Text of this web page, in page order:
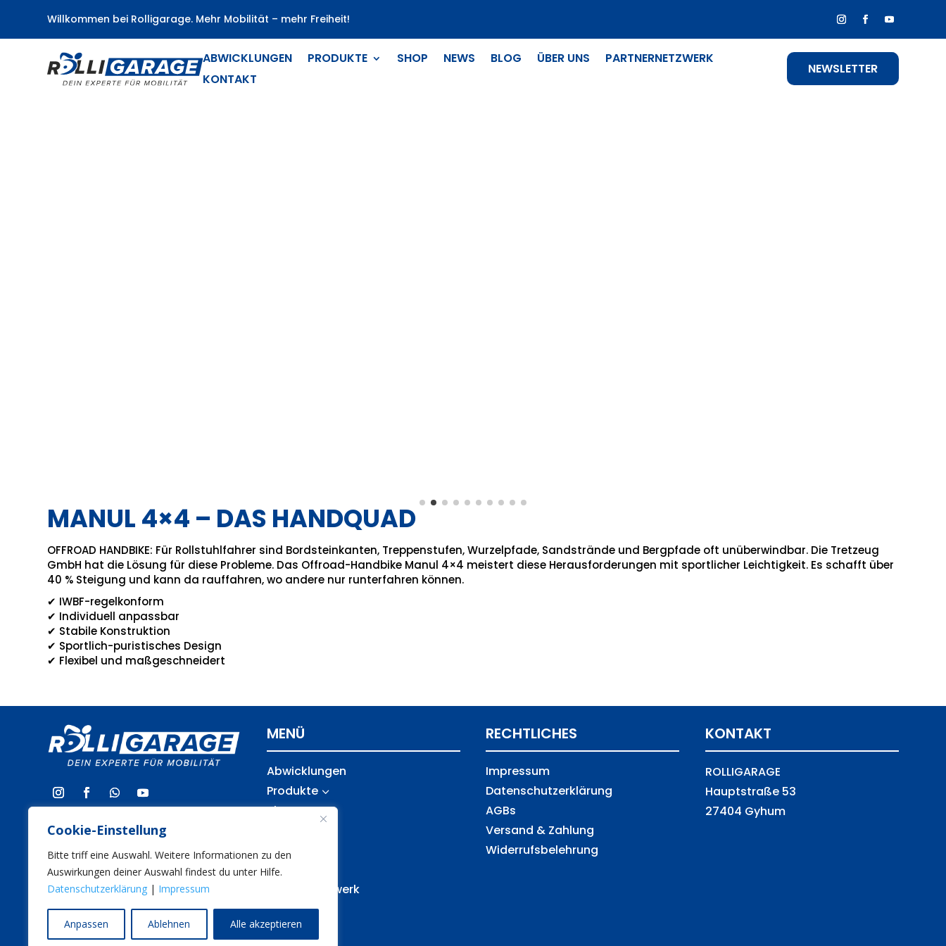
Cookie-Einstellung
Bitte triff eine Auswahl. Weitere Informationen zu den
Auswirkungen deiner Auswahl findest du unter Hilfe.
Datenschutzerklärung | Impressum
Anpassen Ablehnen Alle akzeptieren
Willkommen bei Rolligarage. Mehr Mobilität – mehr Freiheit!
ABWICKLUNGEN PRODUKTE SHOP NEWS BLOG ÜBER UNS
PARTNERNETZWERK
KONTAKT
NEWSLETTER
MANUL 4×4 – DAS HANDQUAD
OFFROAD HANDBIKE: Für Rollstuhlfahrer sind Bordsteinkanten, Treppenstufen, Wurzelpfade, Sandstrände und Bergpfade oft unüberwindbar. Die Tretzeug
GmbH hat die Lösung für diese Probleme. Das Offroad-Handbike Manul 4×4 meistert diese Herausforderungen mit sportlicher Leichtigkeit. Es schafft über
40 % Steigung und kann da rauffahren, wo andere nur runterfahren können.
✔ IWBF-regelkonform
✔ Individuell anpassbar
✔ Stabile Konstruktion
✔ Sportlich-puristisches Design
✔ Flexibel und maßgeschneidert
MENÜ
Abwicklungen
Produkte3
Shop
Blog
Über uns
Partnernetzwerk
Kontakt
RECHTLICHES
Impressum
Datenschutz­erklärung
AGBs
Versand & Zahlung
Widerrufsbelehrung
KONTAKT
ROLLIGARAGE
Hauptstraße 53
27404 Gyhum